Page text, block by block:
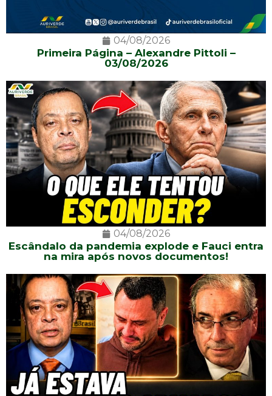
04/08/2026
Primeira Página – Alexandre Pittoli –
03/08/2026
04/08/2026
Escândalo da pandemia explode e Fauci entra
na mira após novos documentos!